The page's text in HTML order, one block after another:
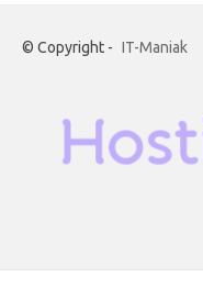
© Copyright - IT-Maniak